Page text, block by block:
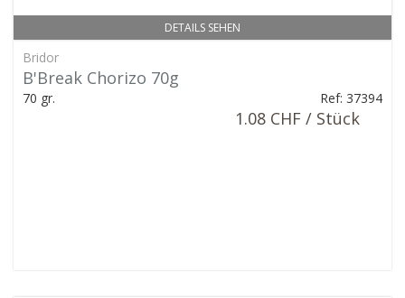
DETAILS SEHEN
Bridor
B'Break Chorizo 70g
70 gr. Ref: 37394
1.08 CHF / Stück